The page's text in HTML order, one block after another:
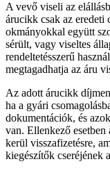
A vevő viseli az
árucikk csak az eredeti
okmányokkal együtt
sérült, vagy viseltes
rendeltetésszerű
megtagadhatja az áru
Az adott árucikk
ha a gyári
dokumentációk, és
van. Ellenkező
kerül visszafizetésre,
kiegészítők cseréjének